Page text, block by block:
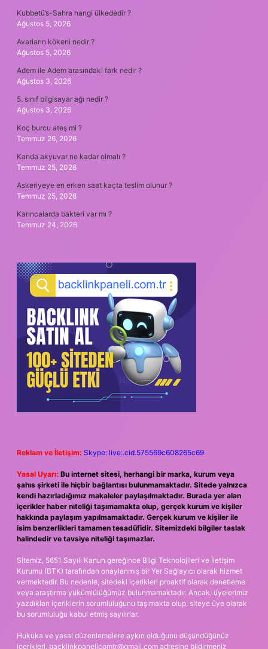
Kubbetü’s-Sahra hangi ülkededir ?
Ağustos 5, 2026
Avarların kökeni nedir ?
Ağustos 5, 2026
Adem ile Adem arasındaki fark nedir ?
Ağustos 3, 2026
5. sınıf bilgisayar ağı nedir ?
Ağustos 3, 2026
Koç burcu ateş mi ?
Temmuz 26, 2026
Kanda akyuvar ne kadar olmalı ?
Temmuz 25, 2026
Askeriyeye en erken saat kaçta teslim olunur ?
Temmuz 25, 2026
Karıncalarda bakteri var mı ?
Temmuz 24, 2026
Reklam ve İletişim: Skype: live:.cid.575569c608265c69
Yasal Uyarı: Bu internet sitesi, herhangi bir marka, kurum veya
şahıs şirketi ile hiçbir bağlantısı bulunmamaktadır. Sitede yalnızca
kendi hazırladığımız makaleler paylaşılmaktadır. Burada yer alan
içerikler haber niteliği taşımamakta olup, gerçek kurum ve kişiler
hakkında paylaşım yapılmamaktadır. Gerçek kurum ve kişiler ile
isim benzerlikleri tamamen tesadüfidir. Sitemizdeki bilgiler taslak
halindedir ve tavsiye niteliği taşımazlar.
Sitemiz, 5651 Sayılı Kanun gereğince Bilgi Teknolojileri ve İletişim
Kurumu (BTK) tarafından onaylanmış bir Yer Sağlayıcı olarak hizmet
vermektedir. Bu nedenle, sitedeki içerikleri proaktif olarak denetleme
veya araştırma yükümlülüğümüz bulunmamaktadır. Ancak, üyelerimiz
yazdıkları içeriklerin sorumluluğunu taşımakta olup, siteye üye olarak
bu sorumluluğu kabul etmiş sayılırlar.
Hukuka ve yasal düzenlemelere aykırı olduğunu düşündüğünüz
içerikleri, backlinkpanelicomtr@gmail.com adresine bildirmeniz